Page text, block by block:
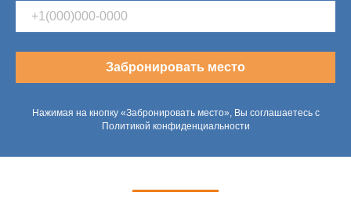
Забронировать место
Нажимая на кнопку «Забронировать место», Вы соглашаетесь с
Политикой конфиденциальности